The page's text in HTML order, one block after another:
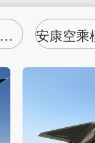
安康飞行模拟器